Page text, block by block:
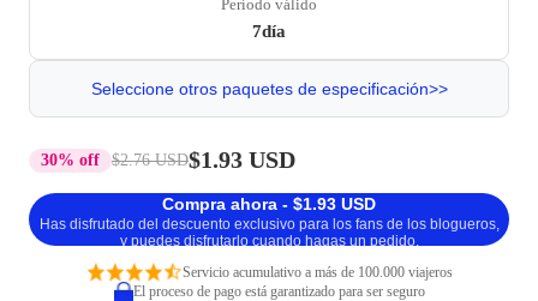
Período válido
7día
Seleccione otros paquetes de especificación>>
30% off $2.76 USD$1.93 USD
Compra ahora - $1.93 USD
Has disfrutado del descuento exclusivo para los fans de los blogueros,
y puedes disfrutarlo cuando hagas un pedido.
Servicio acumulativo a más de 100.000 viajeros
El proceso de pago está garantizado para ser seguro